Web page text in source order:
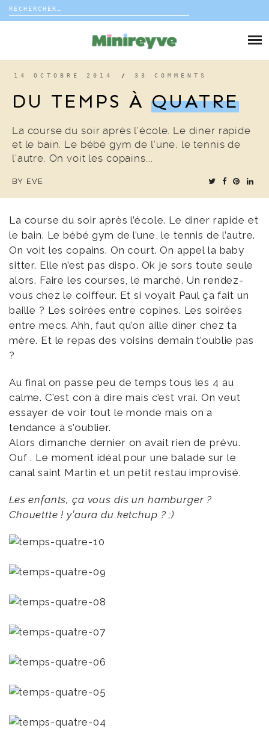
Rechercher :
DÉCO
VOYAGE
14 OCTOBRE 2014 / 33 COMMENTS
DU TEMPS ÀQUATRE
La course du soir après l’école. Le diner rapide
et le bain. Le bébé gym de l’une, le tennis de
l’autre. On voit les copains….
BY EVE
La course du soir après l’école. Le diner rapide et
le bain. Le bébé gym de l’une, le tennis de l’autre.
On voit les copains. On court. On appel la baby
sitter. Elle n’est pas dispo. Ok je sors toute seule
alors. Faire les courses, le marché. Un rendez-
vous chez le coiffeur. Et si voyait Paul ça fait un
baille ? Les soirées entre copines. Les soirées
entre mecs. Ahh, faut qu’on aille dîner chez ta
mère. Et le repas des voisins demain t’oublie pas
?
Au final on passe peu de temps tous les 4 au
calme. C’est con à dire mais c’est vrai. On veut
essayer de voir tout le monde mais on a
tendance à s’oublier.
Alors dimanche dernier on avait rien de prévu.
Ouf . Le moment idéal pour une balade sur le
canal saint Martin et un petit restau improvisé.
Les enfants, ça vous dis un hamburger ?
Chouettte ! y’aura du ketchup ? ;)